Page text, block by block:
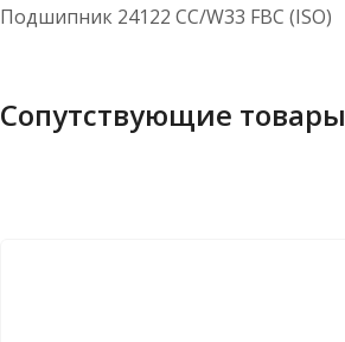
Подшипник 24122 CC/W33 FBC (ISO)
Сопутствующие товары